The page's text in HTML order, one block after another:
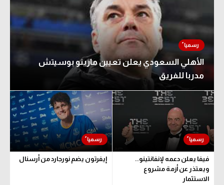
الأهلي السعودي يعلن تعيين مارينو بوسيتش
مدربا للفريق
فيفا يعلن دعمه لإنفانتينو..
ويعتذر عن أزمة مشروع
الاستثمار
إيفرتون يضم نورجارد من أرسنال